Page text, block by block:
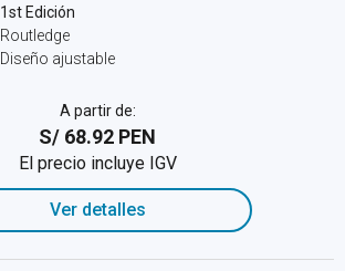
1st Edición
Routledge
Diseño ajustable
A partir de:
S/ 68.92 PEN
El precio incluye IGV
Ver detalles